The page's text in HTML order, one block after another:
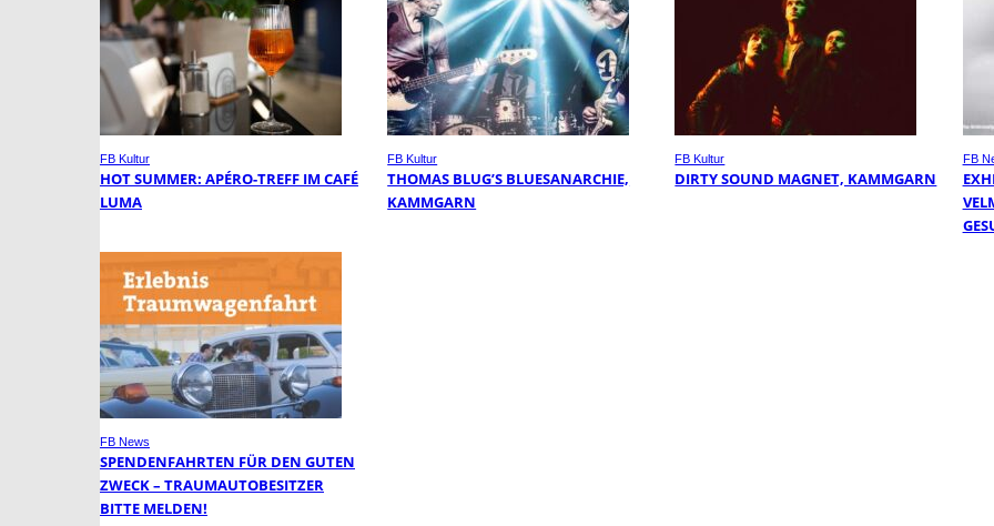
FB Kultur
HOT SUMMER: APÉRO-TREFF IM CAFÉ
LUMA
FB Kultur
THOMAS BLUG’S BLUESANARCHIE,
KAMMGARN
FB Kultur
DIRTY SOUND MAGNET, KAMMGARN
FB
FB News
SPENDENFAHRTEN FÜR DEN GUTEN
ZWECK – TRAUMAUTOBESITZER
BITTE MELDEN!